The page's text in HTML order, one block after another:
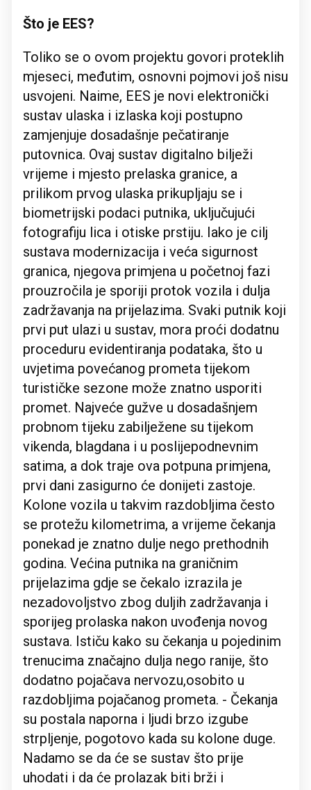
Što je EES?
Toliko se o ovom projektu govori proteklih
mjeseci, međutim, osnovni pojmovi još nisu
usvojeni. Naime, EES je novi elektronički
sustav ulaska i izlaska koji postupno
zamjenjuje dosadašnje pečatiranje
putovnica. Ovaj sustav digitalno bilježi
vrijeme i mjesto prelaska granice, a
prilikom prvog ulaska prikupljaju se i
biometrijski podaci putnika, uključujući
fotografiju lica i otiske prstiju. Iako je cilj
sustava modernizacija i veća sigurnost
granica, njegova primjena u početnoj fazi
prouzročila je sporiji protok vozila i dulja
zadržavanja na prijelazima. Svaki putnik koji
prvi put ulazi u sustav, mora proći dodatnu
proceduru evidentiranja podataka, što u
uvjetima povećanog prometa tijekom
turističke sezone može znatno usporiti
promet. Najveće gužve u dosadašnjem
probnom tijeku zabilježene su tijekom
vikenda, blagdana i u poslijepodnevnim
satima, a dok traje ova potpuna primjena,
prvi dani zasigurno će donijeti zastoje.
Kolone vozila u takvim razdobljima često
se protežu kilometrima, a vrijeme čekanja
ponekad je znatno dulje nego prethodnih
godina. Većina putnika na graničnim
prijelazima gdje se čekalo izrazila je
nezadovoljstvo zbog duljih zadržavanja i
sporijeg prolaska nakon uvođenja novog
sustava. Ističu kako su čekanja u pojedinim
trenucima značajno dulja nego ranije, što
dodatno pojačava nervozu,osobito u
razdobljima pojačanog prometa. - Čekanja
su postala naporna i ljudi brzo izgube
strpljenje, pogotovo kada su kolone duge.
Nadamo se da će se sustav što prije
uhodati i da će prolazak biti brži i